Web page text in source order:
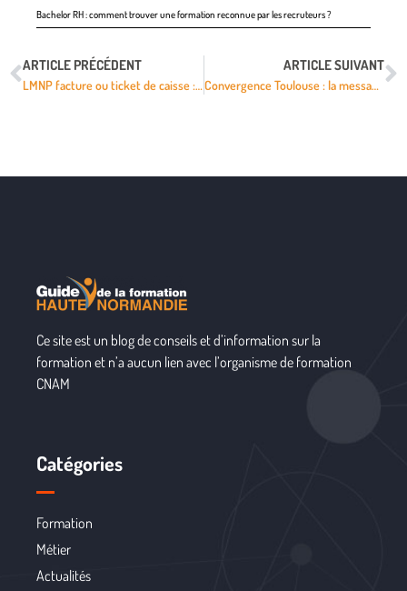
Bachelor RH : comment trouver une formation reconnue par les recruteurs ?
ARTICLE PRÉCÉDENT
LMNP facture ou ticket de caisse : quand le ticket suffit ?
ARTICLE SUIVANT
Convergence Toulouse : la messagerie académique, comment se connecter rapidement ?
Ce site est un blog de conseils et d’information sur la
formation et n’a aucun lien avec l’organisme de formation
CNAM
Catégories
Formation
Métier
Actualités